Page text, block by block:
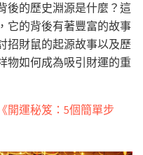
後的歷史淵源是什麼？這
它的背後有著豐富的故事
招財鼠的起源故事以及歷
物如何成為吸引財運的重
開運秘笈：5個簡單步